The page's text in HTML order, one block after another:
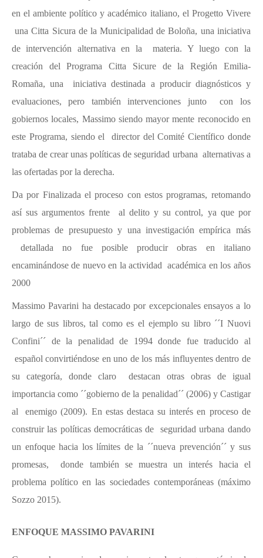
en el ambiente político y académico italiano, el Progetto Vivere
una Citta Sicura de la Municipalidad de Boloña, una iniciativa
de intervención alternativa en la materia. Y luego con la
creación del Programa Citta Sicure de la Región Emilia-
Romaña, una iniciativa destinada a producir diagnósticos y
evaluaciones, pero también intervenciones junto con los
gobiernos locales, Massimo siendo mayor mente reconocido en
este Programa, siendo el director del Comité Científico donde
trataba de crear unas políticas de seguridad urbana alternativas a
las ofertadas por la derecha.
Da por Finalizada el proceso con estos programas, retomando
así sus argumentos frente al delito y su control, ya que por
problemas de presupuesto y una investigación empírica más
detallada no fue posible producir obras en italiano
encaminándose de nuevo en la actividad académica en los años
2000
Massimo Pavarini ha destacado por excepcionales ensayos a lo
largo de sus libros, tal como es el ejemplo su libro ´´I Nuovi
Confini´´ de la penalidad de 1994 donde fue traducido al
español convirtiéndose en uno de los más influyentes dentro de
su categoría, donde claro destacan otras obras de igual
importancia como ´´gobierno de la penalidad´´ (2006) y Castigar
al enemigo (2009). En estas destaca su interés en proceso de
construir las políticas democráticas de seguridad urbana dando
un enfoque hacia los límites de la ´´nueva prevención´´ y sus
promesas, donde también se muestra un interés hacia el
problema político en las sociedades contemporáneas (máximo
Sozzo 2015).
ENFOQUE MASSIMO PAVARINI